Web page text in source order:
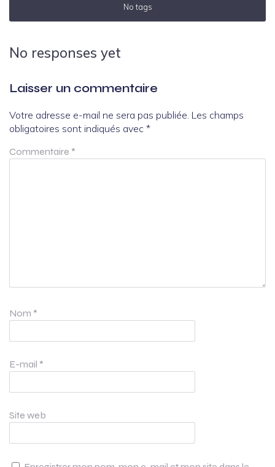
No tags
No responses yet
Laisser un commentaire
Votre adresse e-mail ne sera pas publiée. Les champs
obligatoires sont indiqués avec *
Commentaire *
Nom *
E-mail *
Site web